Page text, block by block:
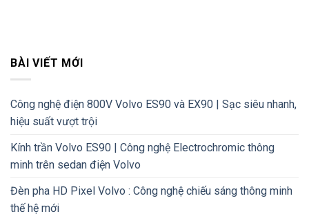
BÀI VIẾT MỚI
Công nghệ điện 800V Volvo ES90 và EX90 | Sạc siêu nhanh,
hiệu suất vượt trội
Kính trần Volvo ES90 | Công nghệ Electrochromic thông
minh trên sedan điện Volvo
Đèn pha HD Pixel Volvo : Công nghệ chiếu sáng thông minh
thế hệ mới